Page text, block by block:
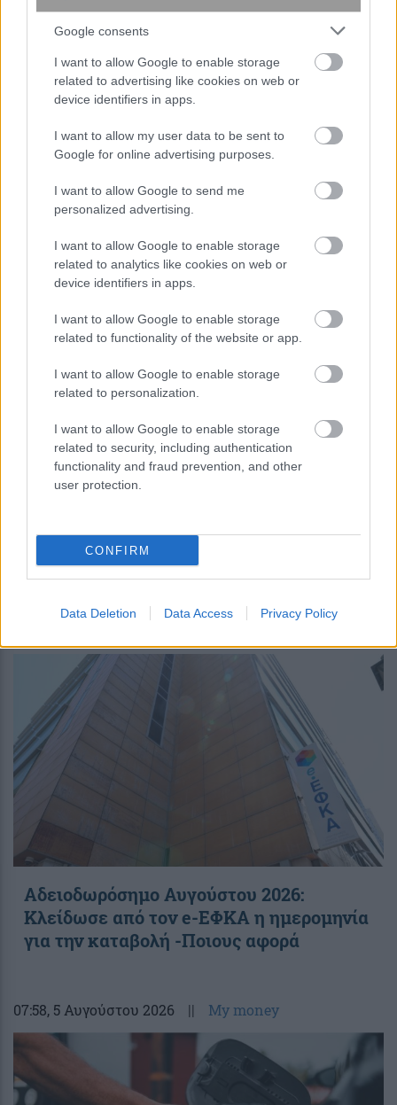
Google consents
I want to allow Google to enable storage
related to advertising like cookies on web or
device identifiers in apps.
I want to allow my user data to be sent to
Google for online advertising purposes.
I want to allow Google to send me
personalized advertising.
I want to allow Google to enable storage
related to analytics like cookies on web or
device identifiers in apps.
I want to allow Google to enable storage
related to functionality of the website or app.
I want to allow Google to enable storage
related to personalization.
I want to allow Google to enable storage
related to security, including authentication
functionality and fraud prevention, and other
user protection.
CONFIRM
Data Deletion Data Access Privacy Policy
απαντήσεις σωστά και στις 3
ερωτήσεις;
περισσότερα
, 5 Αυγούστου 2026 ||
Επίδομα θέρμανσης: Ποιοι πληρώνονται
έως τις 30 Σεπτεμβρίου 2026
Αδειοδωρόσημο Αυγούστου 2026:
Κλείδωσε από τον e-ΕΦΚΑ η ημερομηνία
για την καταβολή -Ποιους αφορά
07:58, 5 Αυγούστου 2026 || My money